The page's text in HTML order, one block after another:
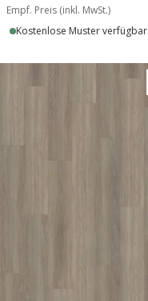
Empf. Preis (inkl. MwSt.)
Kostenlose Muster verfügbar